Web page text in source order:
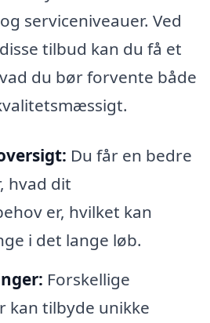
serviceniveauer. Ved
tilbud kan du få et
du bør forvente både
Du får en bedre
hvad dit
er, hvilket kan
i det lange løb.
Forskellige
kan tilbyde unikke